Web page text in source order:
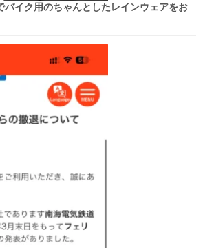
バイク用のちゃんとしたレインウェアをお